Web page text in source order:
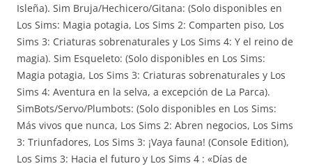
Isleña). Sim Bruja/Hechicero/Gitana: (Solo disponibles en
Los Sims: Magia potagia, Los Sims 2: Comparten piso, Los
Sims 3: Criaturas sobrenaturales y Los Sims 4: Y el reino de
magia). Sim Esqueleto: (Solo disponibles en Los Sims:
Magia potagia, Los Sims 3: Criaturas sobrenaturales y Los
Sims 4: Aventura en la selva, a excepción de La Parca).
SimBots/Servo/Plumbots: (Solo disponibles en Los Sims:
Más vivos que nunca, Los Sims 2: Abren negocios, Los Sims
3: Triunfadores, Los Sims 3: ¡Vaya fauna! (Console Edition),
Los Sims 3: Hacia el futuro y Los Sims 4 : «Días de